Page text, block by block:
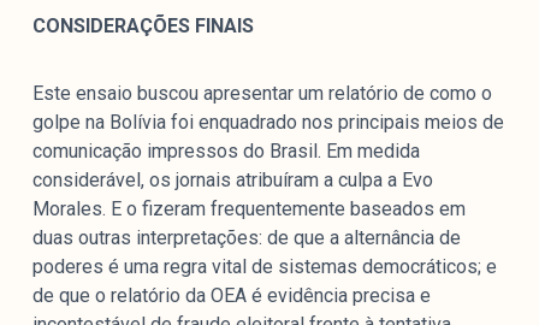
CONSIDERAÇÕES FINAIS
Este ensaio buscou apresentar um relatório de como o
golpe na Bolívia foi enquadrado nos principais meios de
comunicação impressos do Brasil. Em medida
considerável, os jornais atribuíram a culpa a Evo
Morales. E o fizeram frequentemente baseados em
duas outras interpretações: de que a alternância de
poderes é uma regra vital de sistemas democráticos; e
de que o relatório da OEA é evidência precisa e